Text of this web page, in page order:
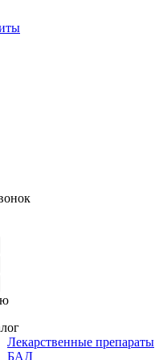
Лекарственные препараты
БАД